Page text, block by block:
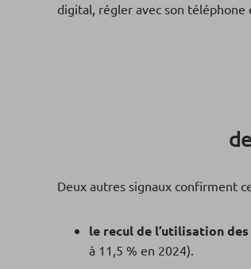
digital, régler avec son téléphone
Deux autres signaux confirment
le recul de l’utilisation
à 11,5 % en 2024).